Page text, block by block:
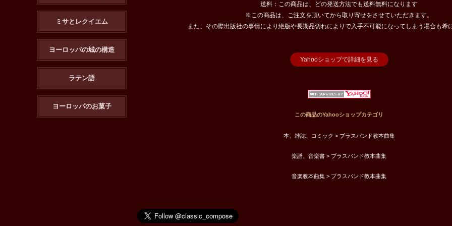
送料：この商品は、どの発送方法でも送料無料になります
※この商品は、ご注文を頂いてから取り寄せをさせていただきます。
また、その際出版社の事情により絶版や長期品切れによりで入手不可能になってしまう場合も希
Yahooショップで詳細を見る
この商品のYahooショップカテゴリ
本、雑誌、コミック > ブラスバンド教本曲集
楽譜、音楽書 > ブラスバンド教本曲集
音楽教本曲集 > ブラスバンド教本曲集
ミサとレクイエム
ヨーロッパの城の構造
ラテン語
ヨーロッパのお菓子